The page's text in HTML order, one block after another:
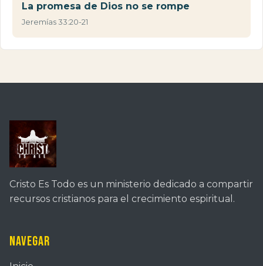
La promesa de Dios no se rompe
Jeremías 33:20-21
Cristo Es Todo es un ministerio dedicado a compartir
recursos cristianos para el crecimiento espiritual.
Navegar